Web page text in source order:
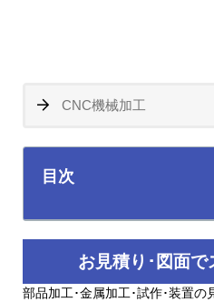
目次
お見積り･図面で
部品加工･金属加工･試作･装置の